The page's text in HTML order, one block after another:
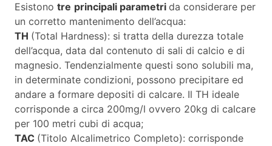
Esistono tre principali parametri da considerare per
un corretto mantenimento dell’acqua:
TH (Total Hardness): si tratta della durezza totale
dell’acqua, data dal contenuto di sali di calcio e di
magnesio. Tendenzialmente questi sono solubili ma,
in determinate condizioni, possono precipitare ed
andare a formare depositi di calcare. Il TH ideale
corrisponde a circa 200mg/l ovvero 20kg di calcare
per 100 metri cubi di acqua;
TAC (Titolo Alcalimetrico Completo): corrisponde